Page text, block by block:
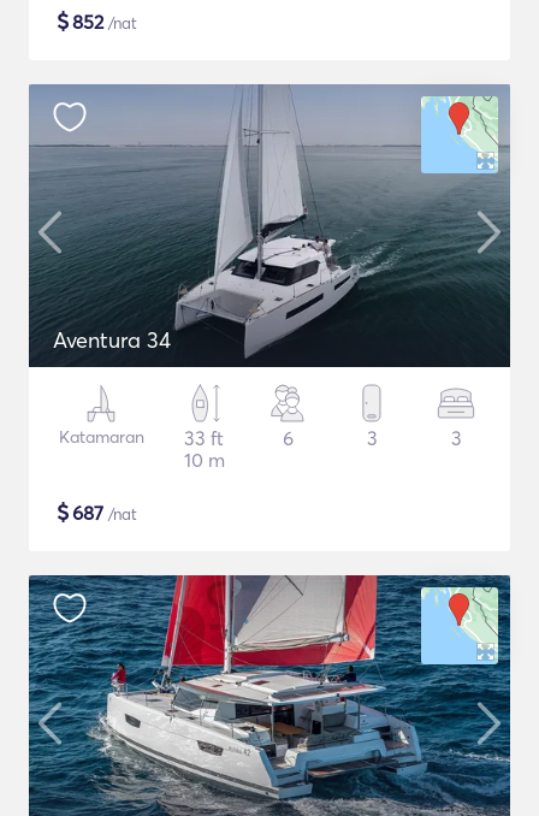
$852/nat
Aventura 34
Katamaran
33 ft
10 m
6 3 3
$687 /nat